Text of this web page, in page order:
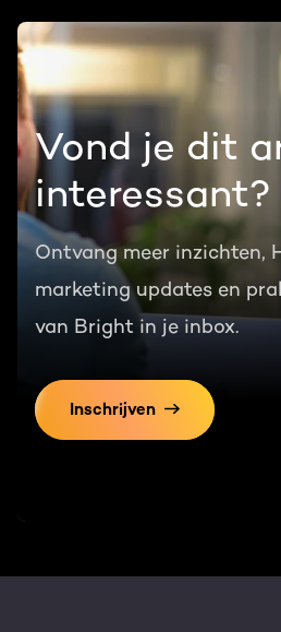
Vond je dit
interessant?
Ontvang meer inzichten,
marketing updates en
van Bright in je inbox.
Inschrijven